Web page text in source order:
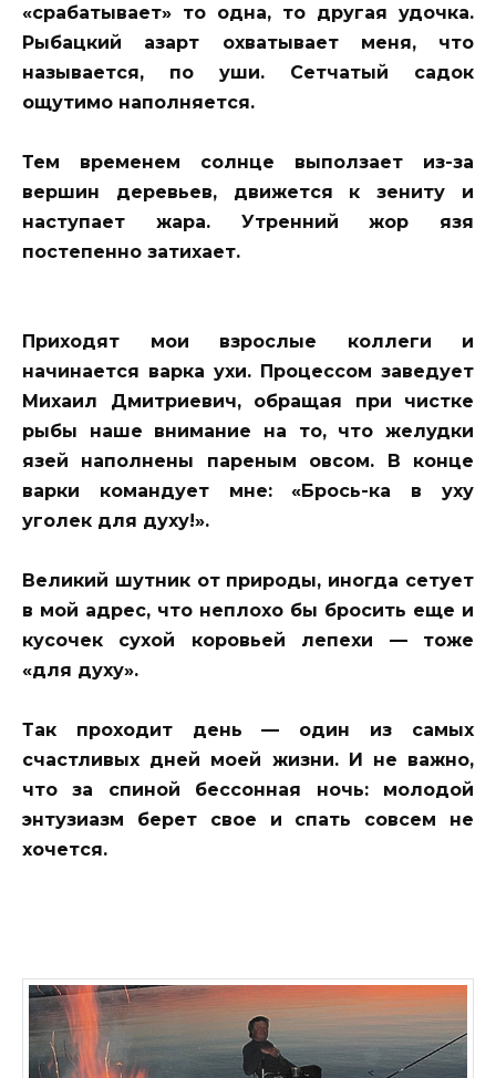
«срабатывает» то одна, то другая удочка.
Рыбацкий азарт охватывает меня, что
называется, по уши. Сетчатый садок
ощутимо наполняется.
Тем временем солнце выползает из-за
вершин деревьев, движется к зениту и
наступает жара. Утренний жор язя
постепенно затихает.
Приходят мои взрослые коллеги и
начинается варка ухи. Процессом заведует
Михаил Дмитриевич, обращая при чистке
рыбы наше внимание на то, что желудки
язей наполнены пареным овсом. В конце
варки командует мне: «Брось-ка в уху
уголек для духу!».
Великий шутник от природы, иногда сетует
в мой адрес, что неплохо бы бросить еще и
кусочек сухой коровьей лепехи — тоже
«для духу».
Так проходит день — один из самых
счастливых дней моей жизни. И не важно,
что за спиной бессонная ночь: молодой
энтузиазм берет свое и спать совсем не
хочется.